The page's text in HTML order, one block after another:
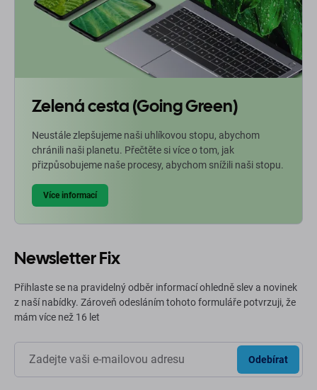
Zelená cesta (Going Green)
Neustále zlepšujeme naši uhlíkovou stopu, abychom
chránili naši planetu. Přečtěte si více o tom, jak
přizpůsobujeme naše procesy, abychom snížili naši stopu.
Více informací
Newsletter Fix
Přihlaste se na pravidelný odběr informací ohledně slev a novinek
z naší nabídky. Zároveň odesláním tohoto formuláře potvrzuji, že
mám více než 16 let
Odebírat